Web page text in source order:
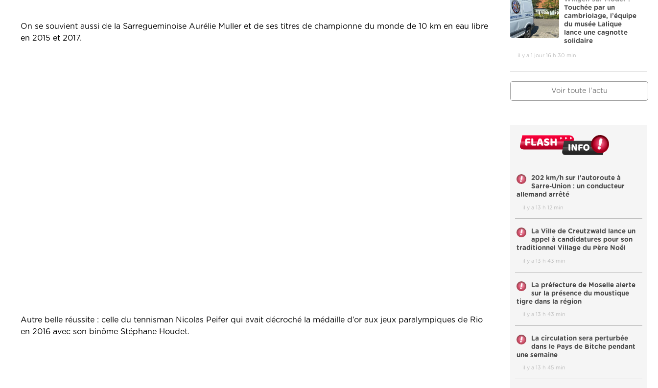
On se souvient aussi de la Sarregueminoise Aurélie Muller et de ses titres de championne du monde de 10 km en eau libre
en 2015 et 2017.
Autre belle réussite : celle du tennisman Nicolas Peifer qui avait décroché la médaille d’or aux jeux paralympiques de Rio
en 2016 avec son binôme Stéphane Houdet.
Touchée par un
cambriolage, l’équipe
du musée Lalique
lance une cagnotte
solidaire
il y a 1 jour 16 h 30 min
Voir toute l'actu
202 km/h sur l'autoroute à
Sarre-Union : un conducteur
allemand arrêté
il y a 13 h 12 min
La Ville de Creutzwald lance un
appel à candidatures pour son
traditionnel Village du Père Noël
il y a 13 h 43 min
La préfecture de Moselle alerte
sur la présence du moustique
tigre dans la région
il y a 13 h 43 min
La circulation sera perturbée
dans le Pays de Bitche pendant
une semaine
il y a 13 h 45 min